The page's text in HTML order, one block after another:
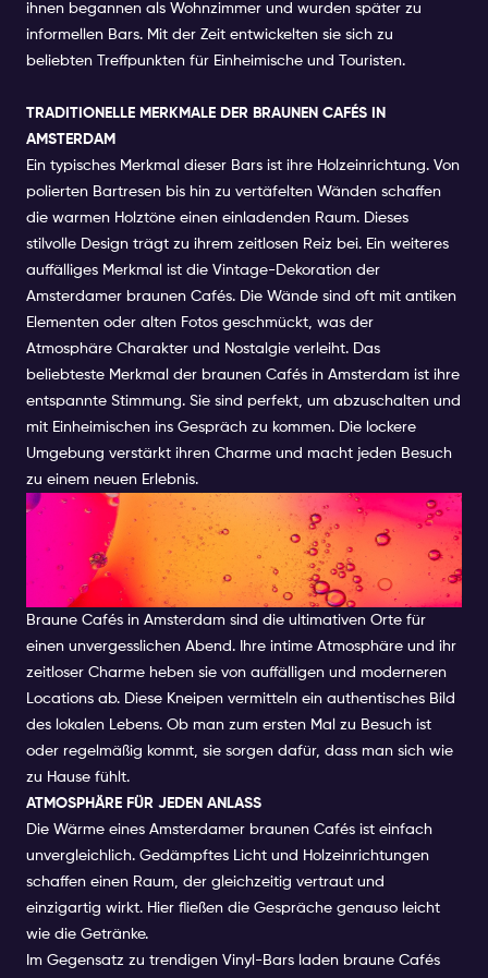
ihnen begannen als Wohnzimmer und wurden später zu
informellen Bars. Mit der Zeit entwickelten sie sich zu
beliebten Treffpunkten für Einheimische und Touristen.
TRADITIONELLE MERKMALE DER BRAUNEN CAFÉS IN
AMSTERDAM
Ein typisches Merkmal dieser Bars ist ihre Holzeinrichtung. Von
polierten Bartresen bis hin zu vertäfelten Wänden schaffen
die warmen Holztöne einen einladenden Raum. Dieses
stilvolle Design trägt zu ihrem zeitlosen Reiz bei. Ein weiteres
auffälliges Merkmal ist die Vintage-Dekoration der
Amsterdamer braunen Cafés. Die Wände sind oft mit antiken
Elementen oder alten Fotos geschmückt, was der
Atmosphäre Charakter und Nostalgie verleiht. Das
beliebteste Merkmal der braunen Cafés in Amsterdam ist ihre
entspannte Stimmung. Sie sind perfekt, um abzuschalten und
mit Einheimischen ins Gespräch zu kommen. Die lockere
Umgebung verstärkt ihren Charme und macht jeden Besuch
zu einem neuen Erlebnis.
WARUM BRAUNE CAFÉS DIE
BESTEN ORTE ZUM TRINKEN IN
AMSTERDAM SIND
Braune Cafés in Amsterdam sind die ultimativen Orte für
einen unvergesslichen Abend. Ihre intime Atmosphäre und ihr
zeitloser Charme heben sie von auffälligen und moderneren
Locations ab. Diese Kneipen vermitteln ein authentisches Bild
des lokalen Lebens. Ob man zum ersten Mal zu Besuch ist
oder regelmäßig kommt, sie sorgen dafür, dass man sich wie
zu Hause fühlt.
ATMOSPHÄRE FÜR JEDEN ANLASS
Die Wärme eines Amsterdamer braunen Cafés ist einfach
unvergleichlich. Gedämpftes Licht und Holzeinrichtungen
schaffen einen Raum, der gleichzeitig vertraut und
einzigartig wirkt. Hier fließen die Gespräche genauso leicht
wie die Getränke.
Im Gegensatz zu trendigen Vinyl-Bars laden braune Cafés